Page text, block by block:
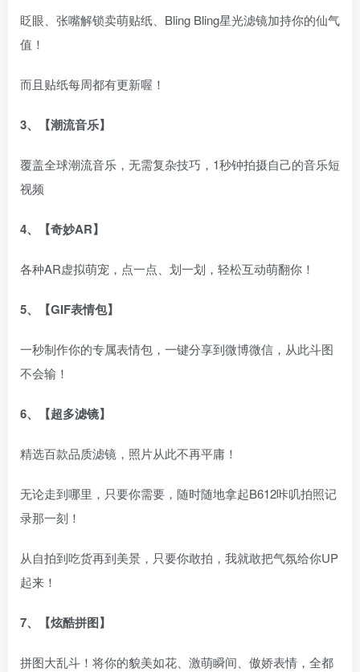
眨眼、张嘴解锁卖萌贴纸、Bling Bling星光滤镜加持你的仙气
值！
而且贴纸每周都有更新喔！
3、【潮流音乐】
覆盖全球潮流音乐，无需复杂技巧，1秒钟拍摄自己的音乐短
视频
4、【奇妙AR】
各种AR虚拟萌宠，点一点、划一划，轻松互动萌翻你！
5、【GIF表情包】
一秒制作你的专属表情包，一键分享到微博微信，从此斗图
不会输！
6、【超多滤镜】
精选百款品质滤镜，照片从此不再平庸！
无论走到哪里，只要你需要，随时随地拿起B612咔叽拍照记
录那一刻！
从自拍到吃货再到美景，只要你敢拍，我就敢把气氛给你UP
起来！
7、【炫酷拼图】
拼图大乱斗！将你的貌美如花、激萌瞬间、傲娇表情，全都